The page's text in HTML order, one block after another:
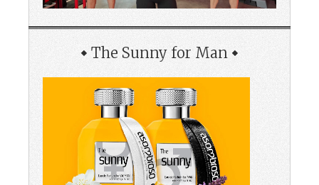
The Sunny for Man